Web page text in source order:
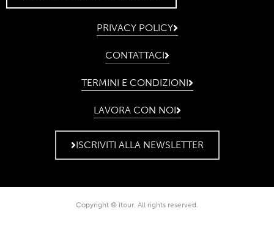
PRIVACY POLICY
CONTATTACI
TERMINI E CONDIZIONI
LAVORA CON NOI
ISCRIVITI ALLA NEWSLETTER
Copyright © Itour. All rights reserved.